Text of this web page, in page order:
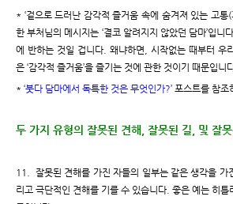
* ‘겉으로 드러난 감각적 즐거움 속에 숨겨져 있는 고통
한 부처님의 메시지는 ‘결코 알려지지 않았던 담마’입니
에 반하는 것일 겁니다. 왜냐하면, 시작없는 때부터 우
은 ‘감각적 즐거움’을 즐기는 것에 관한 것이기 때문입니
* ‘붓다 담마에서 독특한 것은 무엇인가?’ 포스트를 참조
두 가지 유형의 잘못된 견해, 잘못된 길, 및 잘못
11. 잘못된 견해를 가진 자들의 일부는 같은 생각을 가
리고 극단적인 견해를 기를 수 있습니다. 좋은 예는 히틀